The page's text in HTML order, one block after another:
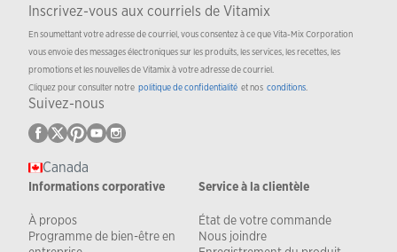
Inscrivez-vous aux courriels de Vitamix
En soumettant votre adresse de courriel, vous consentez à ce que Vita-Mix Corporation
vous envoie des messages électroniques sur les produits, les services, les recettes, les
promotions et les nouvelles de Vitamix à votre adresse de courriel.
Cliquez pour consulter notre politique de confidentialité et nos conditions.
Suivez-nous
Canada
Informations corporative
À propos
Programme de bien-être en
Service à la clientèle
État de votre commande
Nous joindre